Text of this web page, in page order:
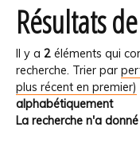
Résultats
Il y a 2 éléments qui
recherche. Trier par
plus récent en premier)
alphabétiquement
La recherche n'a